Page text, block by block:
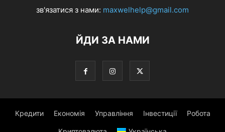
зв'язатися з нами: maxwelhelp@gmail.com
ЙДИ ЗА НАМИ
Кредити Економія Управління Інвестиції Робота